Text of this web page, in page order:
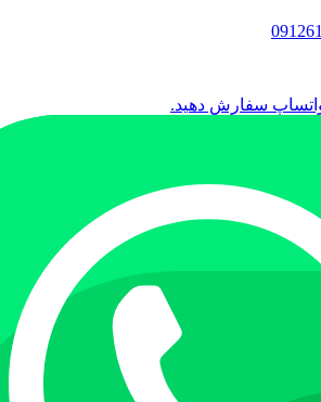
واتساپ سفارش دهید.